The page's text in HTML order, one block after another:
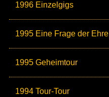
1996 Einzelgigs
1995 Eine Frage der Ehre
1995 Geheimtour
1994 Tour-Tour